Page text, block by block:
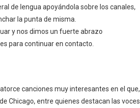
de lengua apoyándola sobre los canales,
la punta de misma.
y nos dimos un fuerte abrazo
para continuar en contacto.
canciones muy interesantes en el que,
Chicago, entre quienes destacan las voces